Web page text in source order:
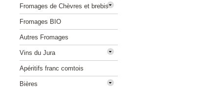
Fromages de Chèvres et brebis
Fromages BIO
Autres Fromages
Vins du Jura
Apéritifs franc comtois
Bières